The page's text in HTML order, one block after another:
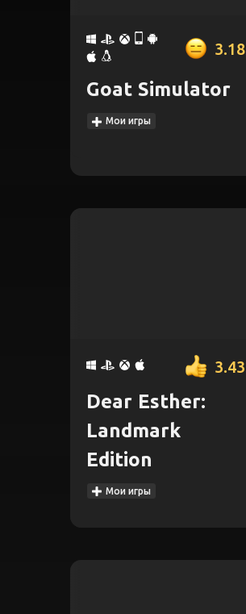
3.18
Goat Simulator
Мои игры
3.43
Dear Esther:
Landmark
Edition
Мои игры